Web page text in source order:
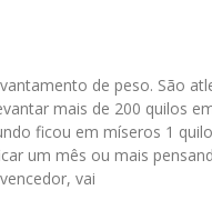
de peso. São
mais de 200 quilos
ficou em míseros 1
um mês ou mais
vai